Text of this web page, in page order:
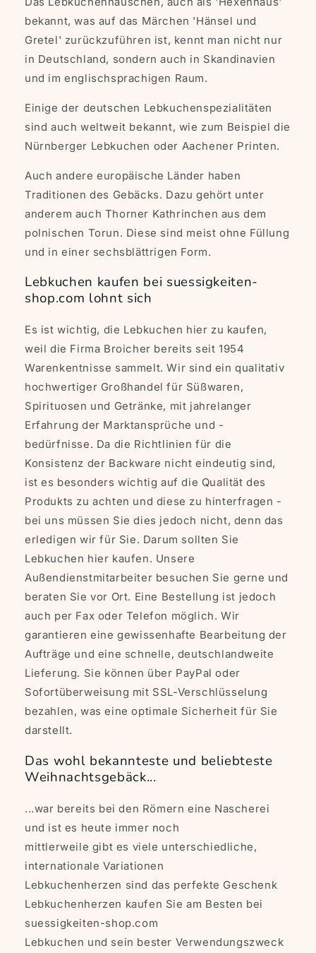
bekannt, was auf das Märchen 'Hänsel und
Gretel' zurückzuführen ist, kennt man nicht nur
in Deutschland, sondern auch in Skandinavien
und im englischsprachigen Raum.
Einige der deutschen Lebkuchenspezialitäten
sind auch weltweit bekannt, wie zum Beispiel die
Nürnberger Lebkuchen oder Aachener Printen.
Auch andere europäische Länder haben
Traditionen des Gebäcks. Dazu gehört unter
anderem auch Thorner Kathrinchen aus dem
polnischen Torun. Diese sind meist ohne Füllung
und in einer sechsblättrigen Form.
Lebkuchen kaufen bei suessigkeiten-
shop.com lohnt sich
Es ist wichtig, die Lebkuchen hier zu kaufen,
weil die Firma Broicher bereits seit 1954
Warenkentnisse sammelt. Wir sind ein qualitativ
hochwertiger Großhandel für Süßwaren,
Spirituosen und Getränke, mit jahrelanger
Erfahrung der Marktansprüche und -
bedürfnisse. Da die Richtlinien für die
Konsistenz der Backware nicht eindeutig sind,
ist es besonders wichtig auf die Qualität des
Produkts zu achten und diese zu hinterfragen -
bei uns müssen Sie dies jedoch nicht, denn das
erledigen wir für Sie. Darum sollten Sie
Lebkuchen hier kaufen. Unsere
Außendienstmitarbeiter besuchen Sie gerne und
beraten Sie vor Ort. Eine Bestellung ist jedoch
auch per Fax oder Telefon möglich. Wir
garantieren eine gewissenhafte Bearbeitung der
Aufträge und eine schnelle, deutschlandweite
Lieferung. Sie können über PayPal oder
Sofortüberweisung mit SSL-Verschlüsselung
bezahlen, was eine optimale Sicherheit für Sie
darstellt.
Das wohl bekannteste und beliebteste
Weihnachtsgebäck...
...war bereits bei den Römern eine Nascherei
und ist es heute immer noch
mittlerweile gibt es viele unterschiedliche,
internationale Variationen
Lebkuchenherzen sind das perfekte Geschenk
Lebkuchenherzen kaufen Sie am Besten bei
suessigkeiten-shop.com
Lebkuchen und sein bester Verwendungszweck